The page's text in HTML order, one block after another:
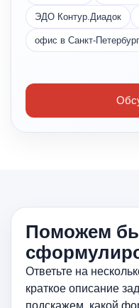
ЭДО Контур.Диадок
офис в Санкт-
Поможем
Ответьте на
краткое описание